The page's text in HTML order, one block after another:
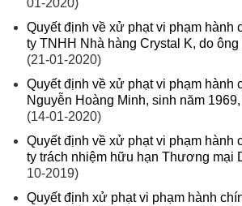
01-2020)
Quyết định về xử phạt vi phạm hành
ty TNHH Nhà hàng Crystal K, do
(21-01-2020)
Quyết định về xử phạt vi phạm hành
Nguyễn Hoàng Minh, sinh năm
(14-01-2020)
Quyết định về xử phạt vi phạm hành
ty trách nhiệm hữu hạn Thương mại
10-2019)
Quyết định xử phạt vi phạm hành